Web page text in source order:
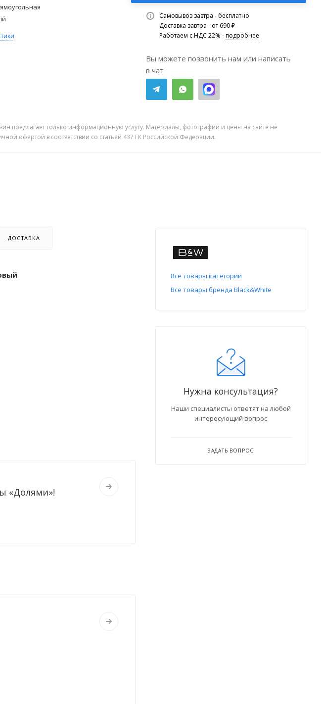
Самовывоз завтра - бесплатно
Доставка завтра - от 690 ₽
Работаем с НДС 22% -подробнее
Вы можете позвонить нам или написать
в чат
предлагает только информационную услугу. Материалы, фотографии и цены на сайте не
офертой в соответствии со статьей 437 ГК Российской Федерации.
ДОСТАВКА
«Долями»!
Все товары категории
Все товары бренда Black&White
Нужна консультация?
Наши специалисты ответят на любой
интересующий вопрос
ЗАДАТЬ ВОПРОС